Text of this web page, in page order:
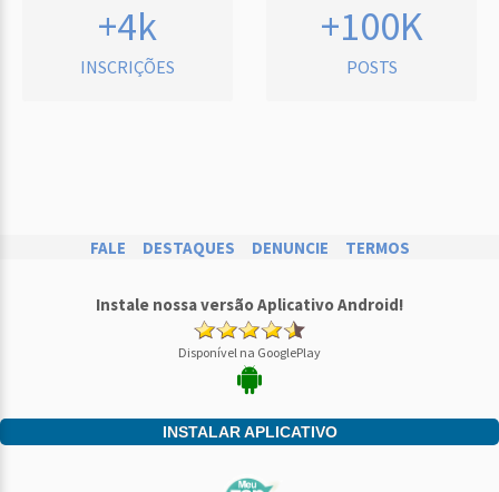
+4k
INSCRIÇÕES
+100K
POSTS
FALE DESTAQUES DENUNCIE TERMOS
Instale nossa versão Aplicativo Android!
Disponível na GooglePlay
INSTALAR APLICATIVO